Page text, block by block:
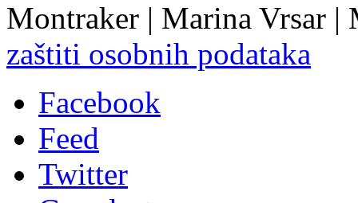
Montraker | Marina Vrsar |
zaštiti osobnih podataka
Facebook
Feed
Twitter